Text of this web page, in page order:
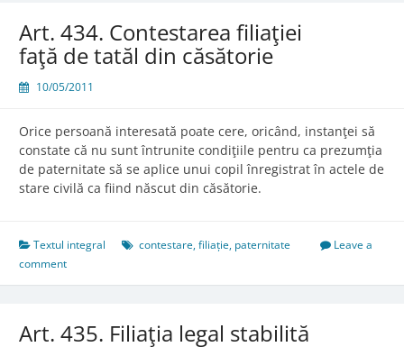
maternităţii
Art. 434. Contestarea filiaţiei
faţă de tatăl din căsătorie
10/05/2011
Orice persoană interesată poate cere, oricând, instanţei să
constate că nu sunt întrunite condiţiile pentru ca prezumţia
de paternitate să se aplice unui copil înregistrat în actele de
stare civilă ca fiind născut din căsătorie.
Textul integral contestare,filiație, paternitate
Leave a
comment
Art. 435. Filiaţia legal stabilită